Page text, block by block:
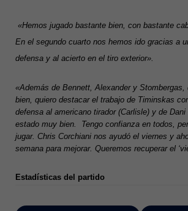
«Hemos jugado bastante bien, con bastante
En el segundo cuarto nos hemos ido gracias a
defensa y al acierto en el tiro exterior»
«Además de Bennett, Alexander y Stombergas,
bien, quiero destacar el trabajo de Timinskas
defensa al americano tirador (Carlisle) y de
estado muy bien. Tengo confianza en todos,
jugar. Chris Corchiani nos ayudó el viernes y
semana para mejorar. Queremos recuperar el
Estadísticas del partido